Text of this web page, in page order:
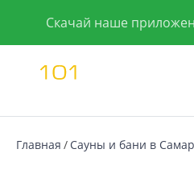
Скачай наше
Главная Сауны и бани в